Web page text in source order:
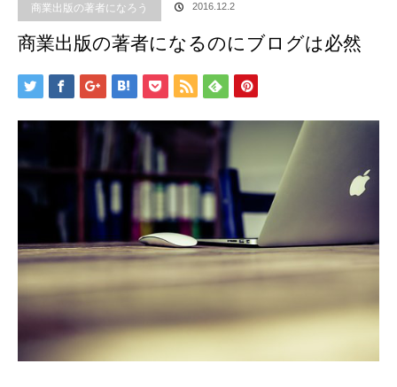
商業出版の著者になろう 2016.12.2
商業出版の著者になるのにブログは必然